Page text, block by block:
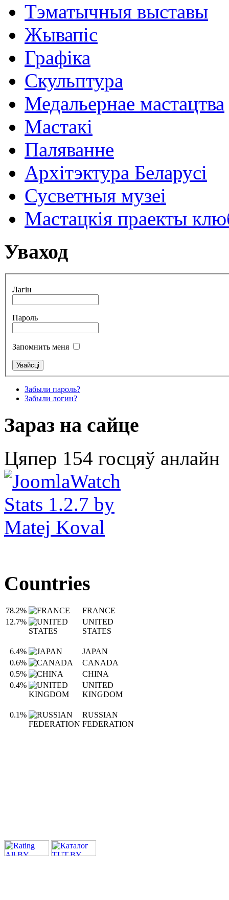
Тэматычныя выставы
Жывапіс
Графіка
Скульптура
Медальернае мастацтва
Мастакі
Паляванне
Архітэктура Беларусі
Сусветныя музеі
Мастацкія праекты
Уваход
Лагін
Пароль
Запомнить меня
Забыли пароль?
Забыли логин?
Зараз на сайце
Цяпер 154 госцяў анлайн
Countries
78.2%
FRANCE
12.7%
UNITED
STATES
6.4%
JAPAN
0.6%
CANADA
0.5%
CHINA
0.4%
UNITED
KINGDOM
0.1%
RUSSIAN
FEDERATION